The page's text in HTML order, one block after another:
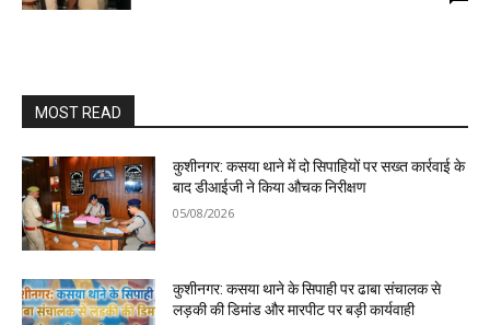
MOST READ
कुशीनगर: कसया थाने में दो सिपाहियों पर सख्त कार्रवाई के
बाद डीआईजी ने किया औचक निरीक्षण
05/08/2026
कुशीनगर: कसया थाने के सिपाही पर ढाबा संचालक से
लड़की की डिमांड और मारपीट पर बड़ी कार्यवाही